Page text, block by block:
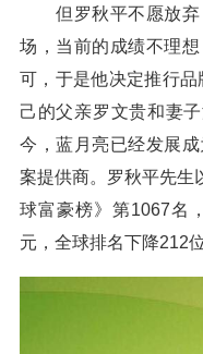
但罗秋平不愿放弃
场，当前的成绩不理
可，于是他决定推行
己的父亲罗文贵和妻
今，蓝月亮已经发展
案提供商。罗秋平先生
球富豪榜》第1067名
元，全球排名下降212位